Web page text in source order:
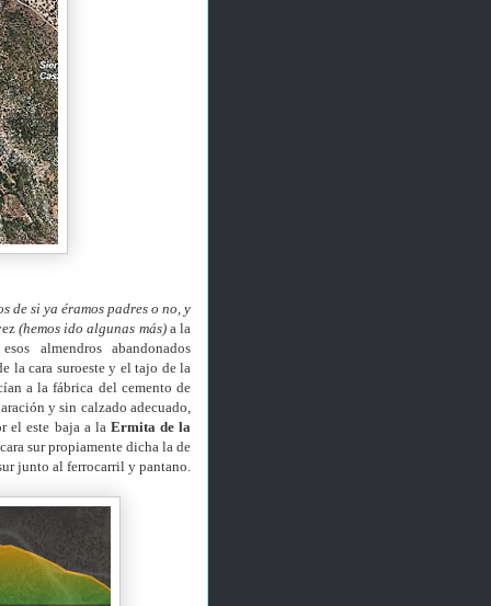
de si ya éramos padres o no, y
(hemos ido algunas más)a la
almendros abandonados
la cara suroeste y el tajo de la
a la fábrica del cemento de
y sin calzado adecuado,
el este baja a la Ermita de la
sur propiamente dicha la de
junto al ferrocarril y pantano.